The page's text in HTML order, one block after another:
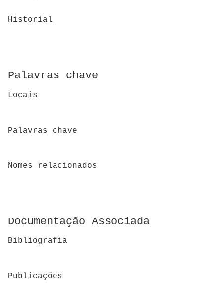
Historial
Palavras chave
Locais
Palavras chave
Nomes relacionados
Documentação Associada
Bibliografia
Publicações